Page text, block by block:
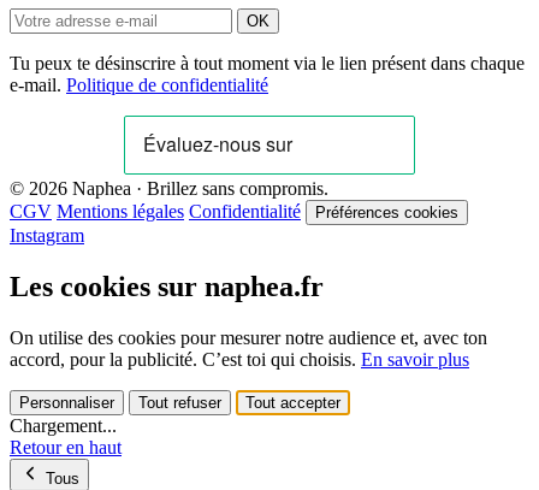
OK
Tu peux te désinscrire à tout moment via le lien présent dans chaque
e-mail. Politique de confidentialité
© 2026 Naphea · Brillez sans compromis.
CGV Mentions légales Confidentialité Préférences cookies
Instagram
Les cookies sur naphea.fr
On utilise des cookies pour mesurer notre audience et, avec ton
accord, pour la publicité. C’est toi qui choisis. En savoir plus
Personnaliser Tout refuser Tout accepter
Chargement...
Retour en haut
Tous